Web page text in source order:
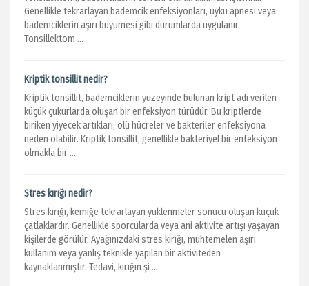
Genellikle tekrarlayan bademcik enfeksiyonları, uyku apnesi veya
bademciklerin aşırı büyümesi gibi durumlarda uygulanır.
Tonsillektom ...
Kriptik tonsillit nedir?
Kriptik tonsillit, bademciklerin yüzeyinde bulunan kript adı verilen
küçük çukurlarda oluşan bir enfeksiyon türüdür. Bu kriptlerde
biriken yiyecek artıkları, ölü hücreler ve bakteriler enfeksiyona
neden olabilir. Kriptik tonsillit, genellikle bakteriyel bir enfeksiyon
olmakla bir ...
Stres kırığı nedir?
Stres kırığı, kemiğe tekrarlayan yüklenmeler sonucu oluşan küçük
çatlaklardır. Genellikle sporcularda veya ani aktivite artışı yaşayan
kişilerde görülür. Ayağınızdaki stres kırığı, muhtemelen aşırı
kullanım veya yanlış teknikle yapılan bir aktiviteden
kaynaklanmıştır. Tedavi, kırığın şi ...